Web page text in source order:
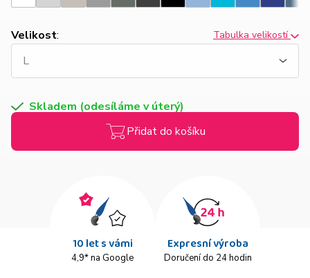
šedýšedášedýbřidlicegray
modrá
modrámodrá
Velikost: Tabulka velikostí
Skladem (odesíláme v úterý)
Přidat do košíku
10 let s vámi
4,9* na Google
Expresní výroba
Doručení do 24 hodin